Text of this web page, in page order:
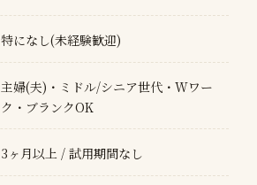
特になし(未経験歓迎)
主婦(夫)・ミドル/シニア世代・Wワー
ク・ブランクOK
3ヶ月以上 / 試用期間なし